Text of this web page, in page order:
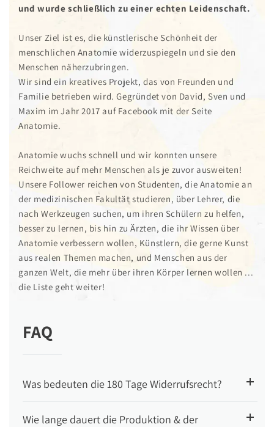
und wurde schließlich zu einer echten Leidenschaft.
Unser Ziel ist es, die künstlerische Schönheit der
menschlichen Anatomie widerzuspiegeln und sie den
Menschen näherzubringen.
Wir sind ein kreatives Projekt, das von Freunden und
Familie betrieben wird. Gegründet von David, Sven und
Maxim im Jahr 2017 auf Facebook mit der Seite
Anatomie.
Anatomie wuchs schnell und wir konnten unsere
Reichweite auf mehr Menschen als je zuvor ausweiten!
Unsere Follower reichen von Studenten, die Anatomie an
der medizinischen Fakultät studieren, über Lehrer, die
nach Werkzeugen suchen, um ihren Schülern zu helfen,
besser zu lernen, bis hin zu Ärzten, die ihr Wissen über
Anatomie verbessern wollen, Künstlern, die gerne Kunst
aus realen Themen machen, und Menschen aus der
ganzen Welt, die mehr über ihren Körper lernen wollen ...
die Liste geht weiter!
FAQ
Was bedeuten die 180 Tage Widerrufsrecht?
Wie lange dauert die Produktion & der